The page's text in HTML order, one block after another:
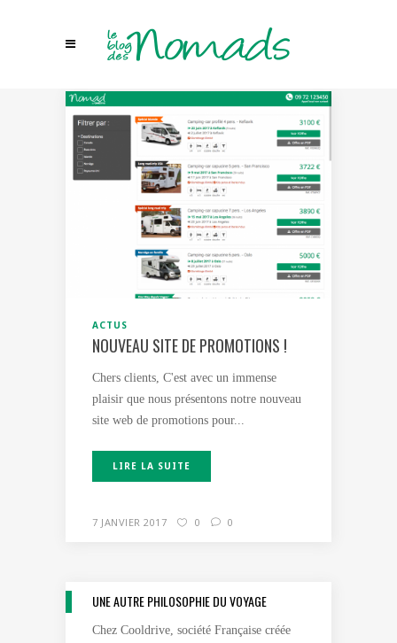
ACTUS
NOUVEAU SITE DE PROMOTIONS !
Chers clients, C'est avec un immense
plaisir que nous présentons notre nouveau
site web de promotions pour...
LIRE LA SUITE
7 JANVIER 2017 0 0
UNE AUTRE PHILOSOPHIE DU VOYAGE
Chez Cooldrive, société Française créée